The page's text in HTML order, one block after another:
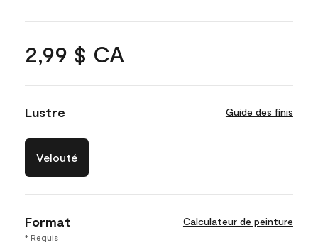
2,99 $ CA
Lustre Guide des finis
Velouté
Format Calculateur de peinture
* Requis